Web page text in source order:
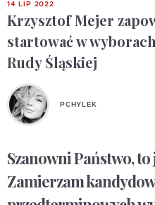
14 LIP 2022
Krzysztof Mejer
startować w
Rudy Śląskiej
PCHYLEK
Szanowni Państwo,
Zamierzam